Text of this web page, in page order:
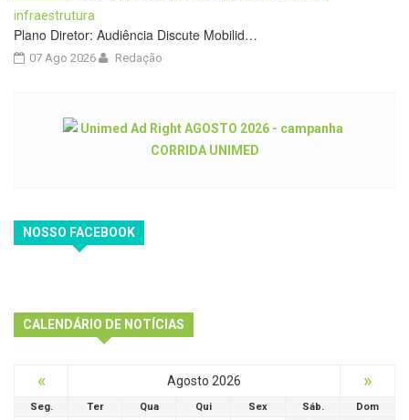
Plano Diretor: Audiência Discute Mobilid…
07 Ago 2026 Redação
NOSSO FACEBOOK
CALENDÁRIO DE NOTÍCIAS
« Agosto 2026 »
Seg. Ter Qua Qui Sex Sáb. Dom